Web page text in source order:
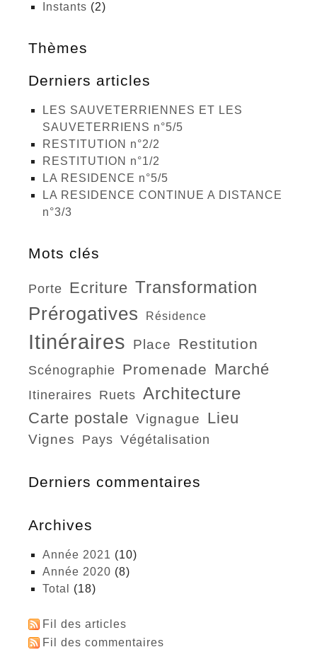
Instants (2)
Thèmes
Derniers articles
LES SAUVETERRIENNES ET LES
SAUVETERRIENS n°5/5
RESTITUTION n°2/2
RESTITUTION n°1/2
LA RESIDENCE n°5/5
LA RESIDENCE CONTINUE A DISTANCE
n°3/3
Mots clés
porte ecriture transformation
prérogatives résidence
itinéraires place restitution
scénographie promenade marché
itineraires ruets architecture
carte postale vignague lieu
vignes pays végétalisation
Derniers commentaires
Archives
année 2021 (10)
année 2020 (8)
total (18)
Fil des articles
Fil des commentaires